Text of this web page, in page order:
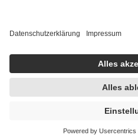
Einholung von Bewertungen.
getroffen, um sicherzustellen,
handelt. Mehr Informationen
https://help.etrusted.com/hc/de/